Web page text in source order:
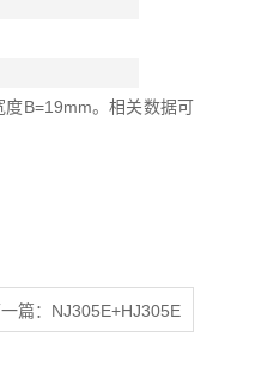
B=19mm。相关数据可
篇： NJ305E+HJ305E